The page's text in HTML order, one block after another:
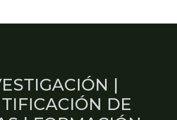
|
DE